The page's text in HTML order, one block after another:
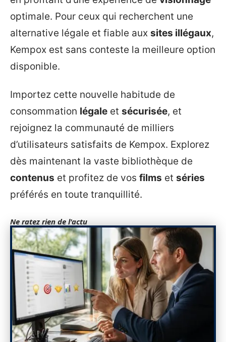
optimale. Pour ceux qui recherchent une
alternative légale et fiable aux sites illégaux,
Kempox est sans conteste la meilleure option
disponible.
Importez cette nouvelle habitude de
consommation légale et sécurisée, et
rejoignez la communauté de milliers
d’utilisateurs satisfaits de Kempox. Explorez
dès maintenant la vaste bibliothèque de
contenus et profitez de vos films et séries
préférés en toute tranquillité.
Ne ratez rien de l'actu